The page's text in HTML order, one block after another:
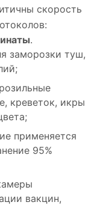
скорость
.
заморозки туш,
креветок, икры
применяется
95%
вакцин,